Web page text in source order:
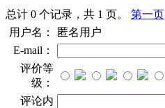
总计 0 个记录，共 1 页。 第一页
用户名：
匿名用户
E-mail：
评价等
级：
评论内